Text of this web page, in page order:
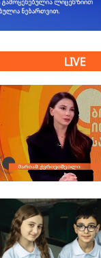
LIVE